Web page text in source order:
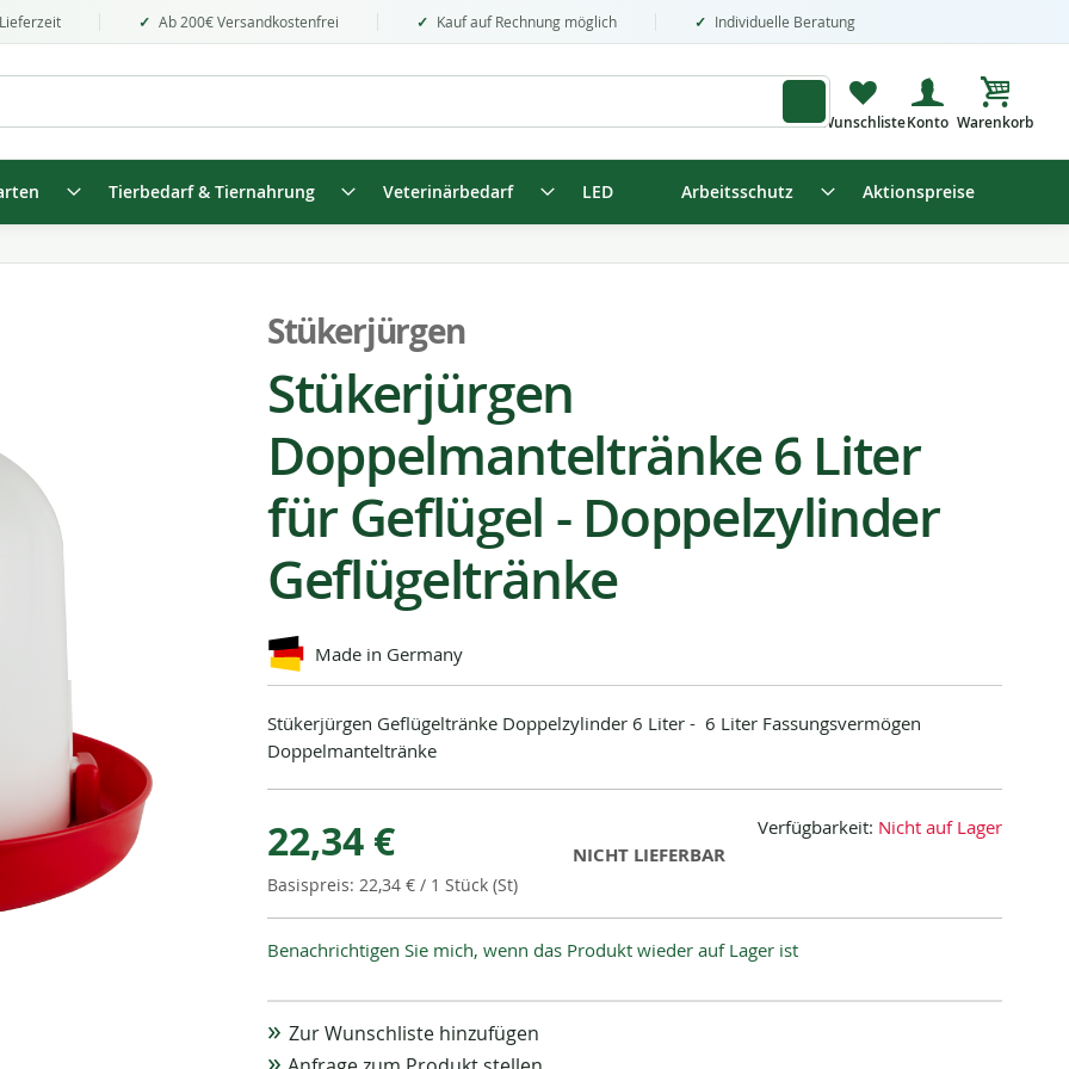
Ab 200€ Versandkostenfrei Kauf auf Rechnung möglich Individuelle Beratung
Mein
Tierbedarf & Tiernahrung Veterinärbedarf LED Arbeitsschutz Aktionspreise
Stükerjürgen
Stükerjürgen
Doppelmanteltränke 6 Liter
für Geflügel - Doppelzylinder
Geflügeltränke
Made in Germany
Stükerjürgen Geflügeltränke Doppelzylinder 6 Liter - 6 Liter Fassungsvermögen
Doppelmanteltränke
22,34 €
22,34 € / 1 Stück (St)
Verfügbarkeit: Nicht auf Lager
NICHT LIEFERBAR
Benachrichtigen Sie mich, wenn das Produkt wieder auf Lager ist
Zur Wunschliste hinzufügen